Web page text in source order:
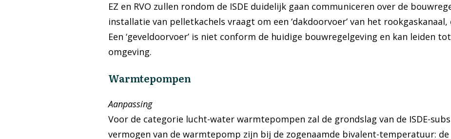
EZ en RVO zullen rondom de ISDE duidelijk gaan communiceren over de
installatie van pelletkachels vraagt om een ‘dakdoorvoer’ van het rookgaskanaal,
Een ‘geveldoorvoer’ is niet conform de huidige bouwregelgeving en kan leiden
omgeving.
Warmtepompen
Aanpassing
Voor de categorie lucht-water warmtepompen zal de grondslag van de ISDE-
vermogen van de warmtepomp zijn bij de zogenaamde bivalent-temperatuur: